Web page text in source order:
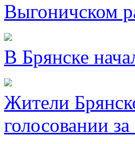
Выгоничском
В Брянске
Жители
голосовании